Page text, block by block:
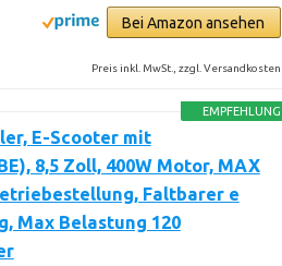
Bei Amazon ansehen
Preis inkl. MwSt., zzgl. Versandkosten
EMPFEHLUNG
E-Scooter mit
8,5 Zoll, 400W Motor, MAX
Faltbarer e
Max Belastung 120